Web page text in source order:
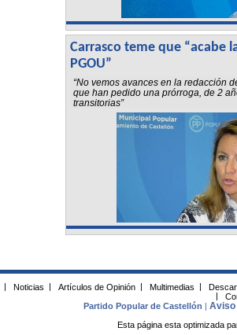
Carrasco teme que “acabe
PGOU”
“No vemos avances en la redacción
que han pedido una prórroga, de 2
transitorias”
Noticias Artículos de Opinión Multimedias
Partido Popular de Castellón
|Aviso
Esta página esta optimizada